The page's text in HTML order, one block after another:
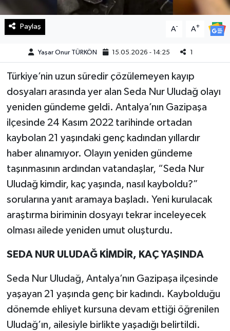
Paylaş A- A+
Yaşar Onur TÜRKÖN 15.05.2026 - 14:25 1
Türkiye’nin uzun süredir çözülemeyen kayıp
dosyaları arasında yer alan Seda Nur Uludağ olayı
yeniden gündeme geldi. Antalya’nın Gazipaşa
ilçesinde 24 Kasım 2022 tarihinde ortadan
kaybolan 21 yaşındaki genç kadından yıllardır
haber alınamıyor. Olayın yeniden gündeme
taşınmasının ardından vatandaşlar, “Seda Nur
Uludağ kimdir, kaç yaşında, nasıl kayboldu?”
sorularına yanıt aramaya başladı. Yeni kurulacak
araştırma biriminin dosyayı tekrar inceleyecek
olması ailede yeniden umut oluşturdu.
SEDA NUR ULUDAĞ KİMDİR, KAÇ YAŞINDA
Seda Nur Uludağ, Antalya’nın Gazipaşa ilçesinde
yaşayan 21 yaşında genç bir kadındı. Kaybolduğu
dönemde ehliyet kursuna devam ettiği öğrenilen
Uludağ’ın, ailesiyle birlikte yaşadığı belirtildi.
Spor
Yaşam
KAHRAMANMARAŞ